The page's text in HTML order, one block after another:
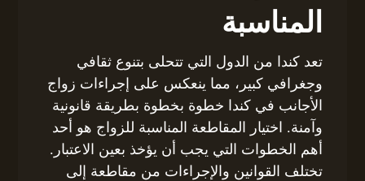
المناسبة
تعد كندا من الدول التي تتحلى بتنوع ثقافي
وجغرافي كبير، مما ينعكس على إجراءات زواج
الأجانب في كندا خطوة بخطوة بطريقة قانونية
وآمنة. اختيار المقاطعة المناسبة للزواج هو أحد
أهم الخطوات التي يجب أن يؤخذ بعين الاعتبار.
تختلف القوانين والإجراءات من مقاطعة إلى